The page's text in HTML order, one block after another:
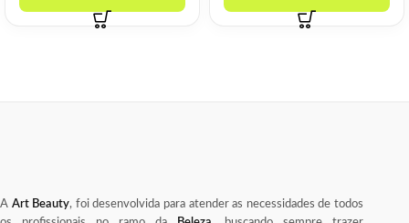
A Art Beauty, foi desenvolvida para atender as necessidades de todos